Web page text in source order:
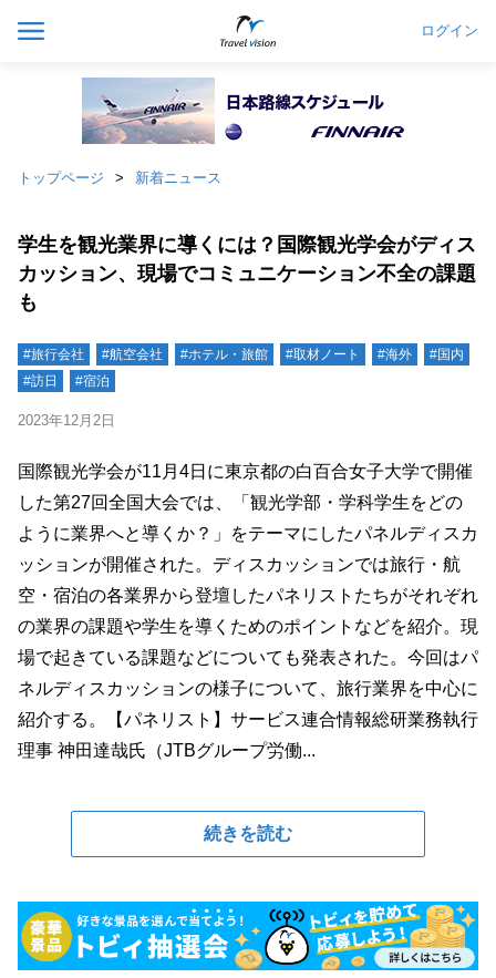
ログイン
トップページ 新着ニュース
学生を観光業界に導くには？国際観光学会がディス
カッション、現場でコミュニケーション不全の課題
も
#旅行会社 #航空会社 #ホテル・旅館 #取材ノート #海外
#国内
#訪日
#宿泊
2023年12月2日
国際観光学会が11月4日に東京都の白百合女子大学で開催
した第27回全国大会では、「観光学部・学科学生をどの
ように業界へと導くか？」をテーマにしたパネルディスカ
ッションが開催された。ディスカッションでは旅行・航
空・宿泊の各業界から登壇したパネリストたちがそれぞれ
の業界の課題や学生を導くためのポイントなどを紹介。現
場で起きている課題などについても発表された。今回はパ
ネルディスカッションの様子について、旅行業界を中心に
紹介する。【パネリスト】サービス連合情報総研業務執行
理事 神田達哉氏（JTBグループ労働...
続きを読む